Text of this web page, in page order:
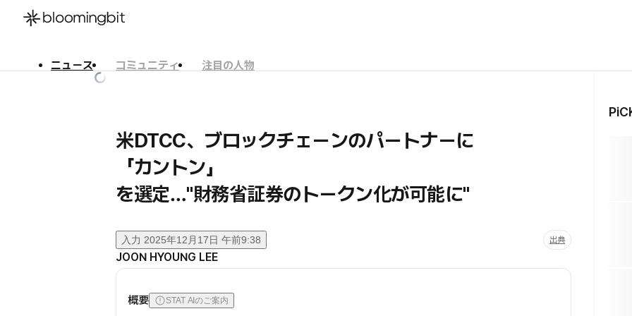
ニュース コミュニティ
注目の人物
米DTCC、ブロックチェーンのパートナーに
「カントン」
を選定…"財務省証券のトークン化が可能に"
入力 2025年12月17日 午前9:38 出典
JOON HYOUNG LEE
概要 STAT AIのご案内